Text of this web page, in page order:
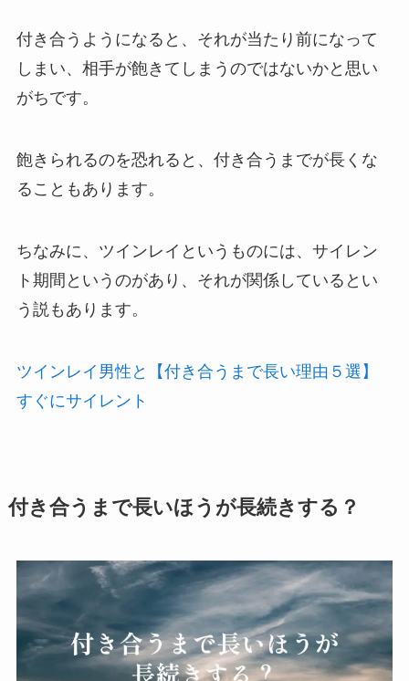
付き合うようになると、それが当たり前になって
しまい、相手が飽きてしまうのではないかと思い
がちです。
飽きられるのを恐れると、付き合うまでが長くな
ることもあります。
ちなみに、ツインレイというものには、サイレン
ト期間というのがあり、それが関係しているとい
う説もあります。
ツインレイ男性と【付き合うまで長い理由５選】
すぐにサイレント
付き合うまで長いほうが長続きする？